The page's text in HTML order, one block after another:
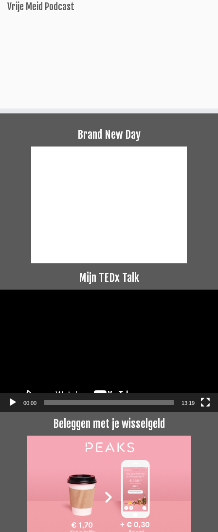
Vrije Meid Podcast
Brand New Day
Mijn TEDx Talk
00:00 13:19
Beleggen met je wisselgeld